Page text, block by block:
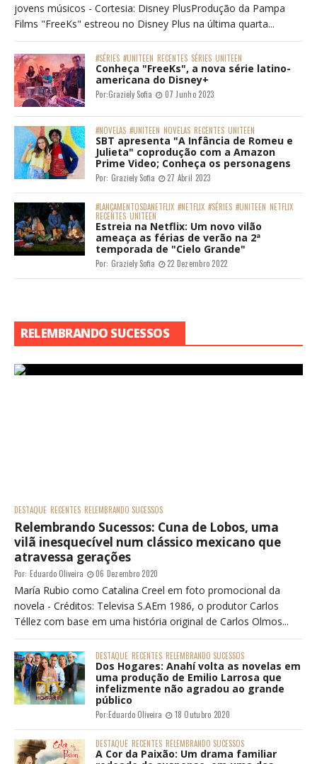
jovens músicos - Cortesia: Disney PlusProdução da Pampa
Films "FreeKs" estreou no Disney Plus na última quarta...
#SÉRIES #UNITEEN RECENTES SÉRIES UNITEEN
Conheça "FreeKs", a nova série latino-
americana do Disney+
Por:Graziely Sofia 07 Junho 2023
#NOVELAS #UNITEEN NOVELAS RECENTES UNITEEN
SBT apresenta "A Infância de Romeu e
Julieta" coprodução com a Amazon
Prime Video; Conheça os personagens
Por: Graziely Sofia 27 Abril 2023
#LANÇAMENTOSDANETFLIX #NETFLIX #SÉRIES #UNITEEN NETFLIX
RECENTES UNITEEN
Estreia na Netflix: Um novo vilão
ameaça as férias de verão na 2ª
temporada de "Cielo Grande"
Por: Graziely Sofia 22 Dezembro 2022
RELEMBRANDO SUCESSOS
DESTAQUE RECENTES RELEMBRANDO SUCESSOS
Relembrando Sucessos: Cuna de Lobos, uma
vilã inesquecível num clássico mexicano que
atravessa gerações
Por: Eduardo Oliveira 06 Dezembro 2020
María Rubio como Catalina Creel em foto promocional da
novela - Créditos: Televisa S.AEm 1986, o produtor Carlos
Téllez com base em uma história original de Carlos Olmos...
DESTAQUE RECENTES RELEMBRANDO SUCESSOS
Dos Hogares: Anahí volta as novelas em
uma produção de Emilio Larrosa que
infelizmente não agradou ao grande
público
Por:Eduardo Oliveira 18 Outubro 2020
DESTAQUE RECENTES RELEMBRANDO SUCESSOS
A Cor da Paixão: Um drama familiar